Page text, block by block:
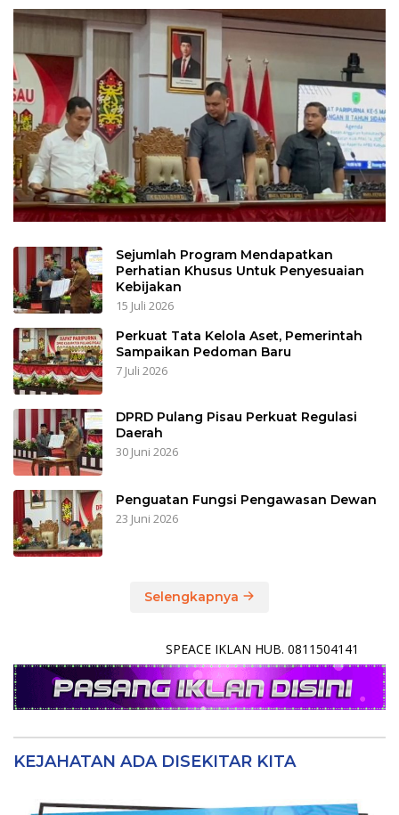
Sejumlah Program Mendapatkan
Perhatian Khusus Untuk Penyesuaian
Kebijakan
15 Juli 2026
Perkuat Tata Kelola Aset, Pemerintah
Sampaikan Pedoman Baru
7 Juli 2026
DPRD Pulang Pisau Perkuat Regulasi
Daerah
30 Juni 2026
Penguatan Fungsi Pengawasan Dewan
23 Juni 2026
Selengkapnya
SPEACE IKLAN HUB. 0811504141
KEJAHATAN ADA DISEKITAR KITA